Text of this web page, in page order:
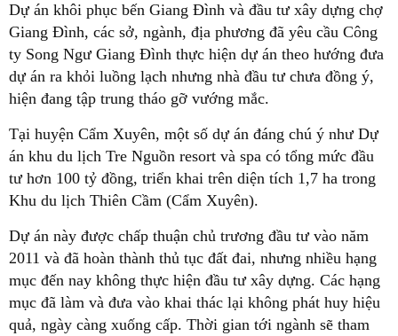
Dự án khôi phục bến Giang Đình và đầu tư xây dựng chợ
Giang Đình, các sở, ngành, địa phương đã yêu cầu Công
ty Song Ngư Giang Đình thực hiện dự án theo hướng đưa
dự án ra khỏi luồng lạch nhưng nhà đầu tư chưa đồng ý,
hiện đang tập trung tháo gỡ vướng mắc.
Tại huyện Cẩm Xuyên, một số dự án đáng chú ý như Dự
án khu du lịch Tre Nguồn resort và spa có tổng mức đầu
tư hơn 100 tỷ đồng, triển khai trên diện tích 1,7 ha trong
Khu du lịch Thiên Cầm (Cẩm Xuyên).
Dự án này được chấp thuận chủ trương đầu tư vào năm
2011 và đã hoàn thành thủ tục đất đai, nhưng nhiều hạng
mục đến nay không thực hiện đầu tư xây dựng. Các hạng
mục đã làm và đưa vào khai thác lại không phát huy hiệu
quả, ngày càng xuống cấp. Thời gian tới ngành sẽ tham